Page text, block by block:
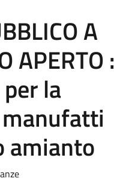
A
APERTO :
la
amianto